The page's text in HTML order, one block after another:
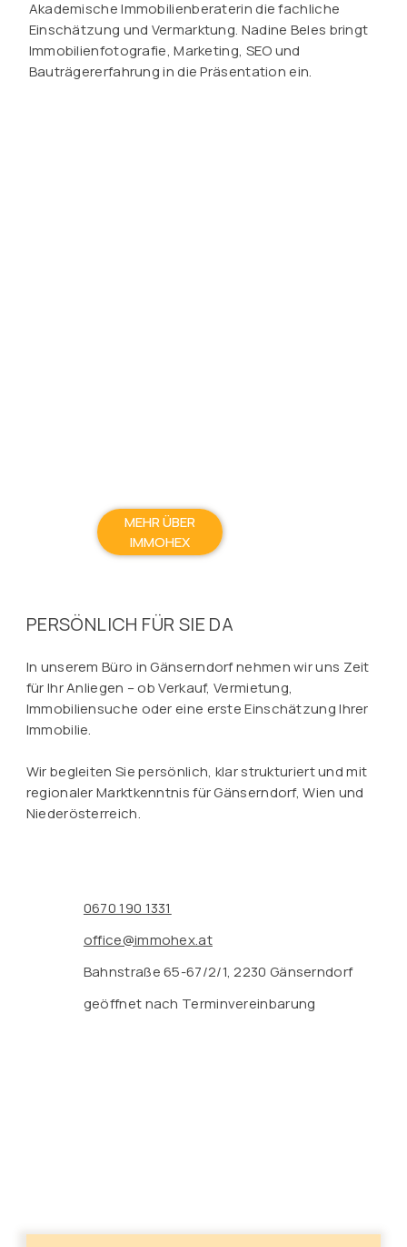
Akademische Immobilienberaterin die fachliche
Einschätzung und Vermarktung. Nadine Beles bringt
Immobilienfotografie, Marketing, SEO und
Bauträgererfahrung in die Präsentation ein.
MEHR ÜBER
IMMOHEX
PERSÖNLICH FÜR SIE DA
In unserem Büro in Gänserndorf nehmen wir uns Zeit
für Ihr Anliegen – ob Verkauf, Vermietung,
Immobiliensuche oder eine erste Einschätzung Ihrer
Immobilie.
Wir begleiten Sie persönlich, klar strukturiert und mit
regionaler Marktkenntnis für Gänserndorf, Wien und
Niederösterreich.
0670 190 1331
office@immohex.at
Bahnstraße 65-67/2/1, 2230 Gänserndorf
geöffnet nach Terminvereinbarung